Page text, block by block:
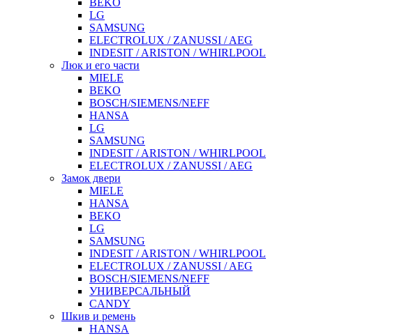
BEKO
LG
SAMSUNG
ELECTROLUX / ZANUSSI / AEG
INDESIT / ARISTON / WHIRLPOOL
Люк и его части
MIELE
BEKO
BOSCH/SIEMENS/NEFF
HANSA
LG
SAMSUNG
INDESIT / ARISTON / WHIRLPOOL
ELECTROLUX / ZANUSSI / AEG
Замок двери
MIELE
HANSA
BEKO
LG
SAMSUNG
INDESIT / ARISTON / WHIRLPOOL
ELECTROLUX / ZANUSSI / AEG
BOSCH/SIEMENS/NEFF
УНИВЕРСАЛЬНЫЙ
CANDY
Шкив и ремень
HANSA